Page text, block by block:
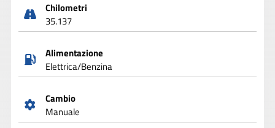
Chilometri
35.137
Alimentazione
Elettrica/Benzina
Cambio
Manuale